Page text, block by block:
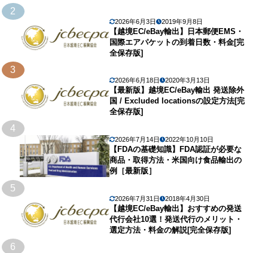
2
2026年6月3日 2019年9月8日
【越境EC/eBay輸出】日本郵便EMS・
国際エアパケットの到着日数・料金[完
全保存版]
3
2026年6月18日 2020年3月13日
【最新版】越境EC/eBay輸出 発送除外
国 / Excluded locationsの設定方法[完
全保存版]
4
2026年7月14日 2022年10月10日
【FDAの基礎知識】FDA認証が必要な
商品・取得方法・米国向け食品輸出の
例［最新版］
5
2026年7月31日 2018年4月30日
【越境EC/eBay輸出】おすすめの発送
代行会社10選！発送代行のメリット・
選定方法・料金の解説[完全保存版]
6